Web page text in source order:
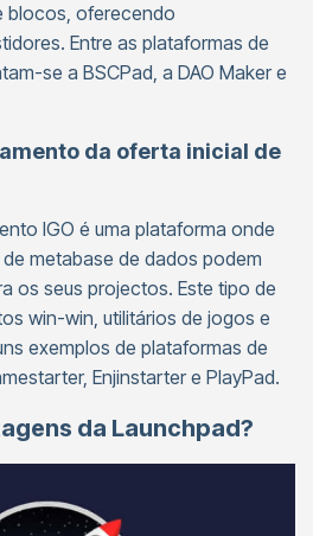
blocos, oferecendo
Entre as plataformas de
se a BSCPad, a DAO Maker e
da oferta inicial de
IGO é uma plataforma onde
metabase de dados podem
os seus projectos. Este tipo de
win-win, utilitários de jogos e
exemplos de plataformas de
Enjinstarter e PlayPad.
da Launchpad?